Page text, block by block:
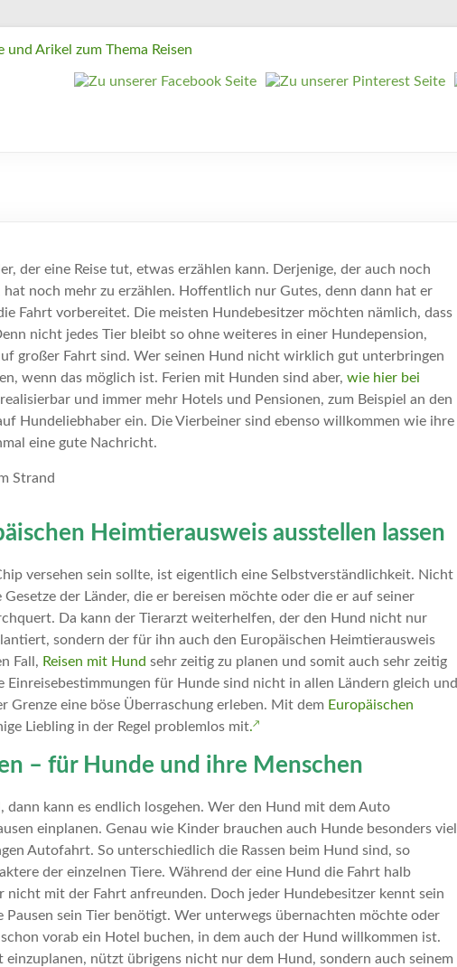
der eine Reise tut, etwas erzählen kann. Derjenige, der auch noch
noch mehr zu erzählen. Hoffentlich nur Gutes, denn dann hat er
Fahrt vorbereitet. Die meisten Hundebesitzer möchten nämlich, dass
nicht jedes Tier bleibt so ohne weiteres in einer Hundepension,
großer Fahrt sind. Wer seinen Hund nicht wirklich gut unterbringen
wenn das möglich ist. Ferien mit Hunden sind aber, wie hier bei
und immer mehr Hotels und Pensionen, zum Beispiel an den
Hundeliebhaber ein. Die Vierbeiner sind ebenso willkommen wie ihre
eine gute Nachricht.
Heimtierausweis ausstellen lassen
versehen sein sollte, ist eigentlich eine Selbstverständlichkeit. Nicht
der Länder, die er bereisen möchte oder die er auf seiner
Da kann der Tierarzt weiterhelfen, der den Hund nicht nur
sondern der für ihn auch den Europäischen Heimtierausweis
Fall, Reisen mit Hund sehr zeitig zu planen und somit auch sehr zeitig
Einreisebestimmungen für Hunde sind nicht in allen Ländern gleich und
Grenze eine böse Überraschung erleben. Mit dem Europäischen
Liebling in der Regel problemlos mit.
– für Hunde und ihre Menschen
dann kann es endlich losgehen. Wer den Hund mit dem Auto
einplanen. Genau wie Kinder brauchen auch Hunde besonders viel
Autofahrt. So unterschiedlich die Rassen beim Hund sind, so
der einzelnen Tiere. Während der eine Hund die Fahrt halb
nicht mit der Fahrt anfreunden. Doch jeder Hundebesitzer kennt sein
Pausen sein Tier benötigt. Wer unterwegs übernachten möchte oder
vorab ein Hotel buchen, in dem auch der Hund willkommen ist.
einzuplanen, nützt übrigens nicht nur dem Hund, sondern auch seinem